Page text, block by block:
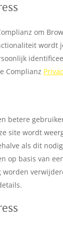
om
wordt
Complianz
betere
site wordt
als dit
op basis van